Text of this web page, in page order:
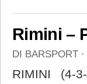
Rimini –
DI BARSPORT ⋅
RIMINI (4-